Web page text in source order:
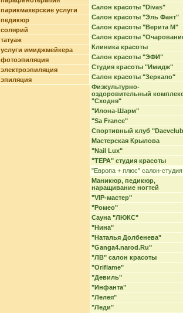
парикмахерские услуги
педикюр
солярий
татуаж
услуги имиджмейкера
фотоэпиляция
электроэпиляция
эпиляция
Салон красоты "Divas"
Салон красоты "Эль Фант"
Салон красоты "Верита М"
Салон красоты
Клиника красоты
Салон красоты "ЭФИ"
Студия красоты "Имидж"
Салон красоты "Зеркало"
Физкультурно-
оздоровительный
"Сходня"
"Илона-Шарм"
"Sa France"
Спортивный клуб
Мастерская Крылова
"Nail Lux"
"ТЕРА" студия красоты
"Европа + плюс" салон-студия
Маникюр, педикюр,
наращивание ногтей
"VIP-мастер"
"Ромео"
Сауна "ЛЮКС"
"Нина"
"Наталья Долбенева"
"Ganga4.narod.Ru"
"ЛВ" салон красоты
"Oriflame"
"Девиль"
"Инфанта"
"Лелея"
"Леди"